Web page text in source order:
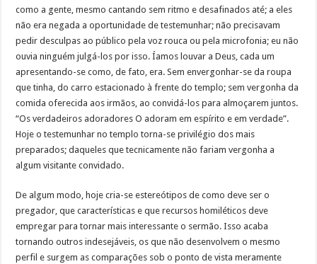
como a gente, mesmo cantando sem ritmo e desafinados até; a eles
não era negada a oportunidade de testemunhar; não precisavam
pedir desculpas ao público pela voz rouca ou pela microfonia; eu não
ouvia ninguém julgá-los por isso. Íamos louvar a Deus, cada um
apresentando-se como, de fato, era. Sem envergonhar-se da roupa
que tinha, do carro estacionado à frente do templo; sem vergonha da
comida oferecida aos irmãos, ao convidá-los para almoçarem juntos.
“Os verdadeiros adoradores O adoram em espírito e em verdade”.
Hoje o testemunhar no templo torna-se privilégio dos mais
preparados; daqueles que tecnicamente não fariam vergonha a
algum visitante convidado.
De algum modo, hoje cria-se estereótipos de como deve ser o
pregador, que características e que recursos homiléticos deve
empregar para tornar mais interessante o sermão. Isso acaba
tornando outros indesejáveis, os que não desenvolvem o mesmo
perfil e surgem as comparações sob o ponto de vista meramente